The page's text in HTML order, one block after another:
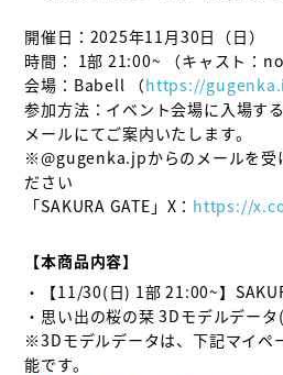
開催日：2025年11月30日（日）
時間： 1部 21:00~ （キャスト：
会場：Babell （https://
参加方法：イベント会場に入場す
メールにてご案内いたします。
※@gugenka.jpからのメールを受
ださい
「SAKURA GATE」X： https://
【本商品内容】
・【11/30(日) 1部 21:00~】
・思い出の桜の栞 3Dモデルデー
※3Dモデルデータは、下記マイペ